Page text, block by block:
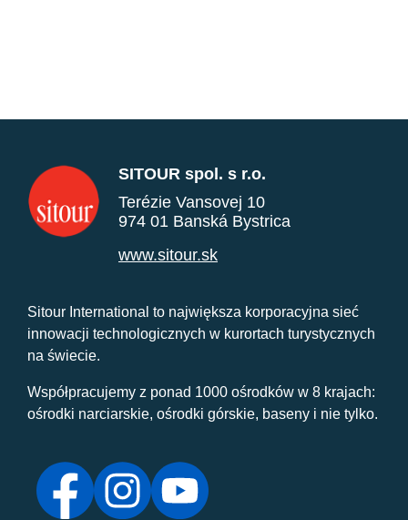
SITOUR spol. s r.o.
Terézie Vansovej 10
974 01 Banská Bystrica
www.sitour.sk
Sitour International to największa korporacyjna sieć
innowacji technologicznych w kurortach turystycznych
na świecie.
Współpracujemy z ponad 1000 ośrodków w 8 krajach:
ośrodki narciarskie, ośrodki górskie, baseny i nie tylko.